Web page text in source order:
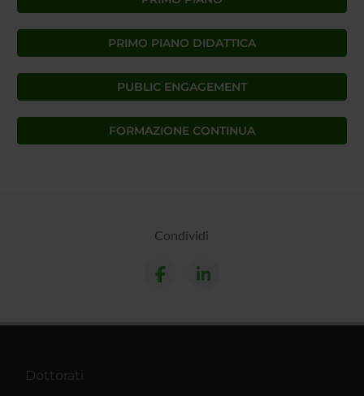
raccolto dal tuo utilizzo dei loro servizi.
PRIMO PIANO DIDATTICA
PUBLIC ENGAGEMENT
FORMAZIONE CONTINUA
Condividi
Dottorati